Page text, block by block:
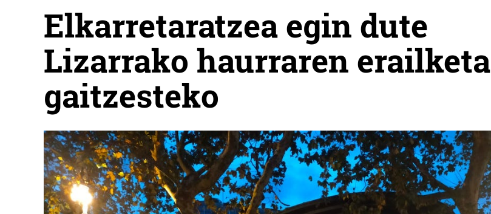
Elkarretaratzea egin dute
Lizarrako haurraren erailketa
gaitzesteko